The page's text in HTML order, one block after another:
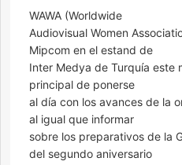
WAWA (Worldwide
Audiovisual Women
Mipcom en el estand de
Inter Medya de Turquía este
principal de ponerse
al día con los avances de la
al igual que informar
sobre los preparativos de la
del segundo aniversario